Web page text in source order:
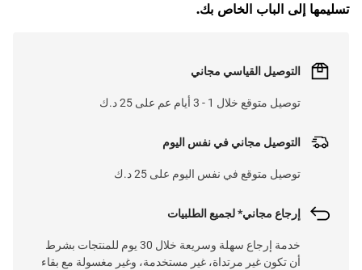
تسليمها إلى الباب الخاص بك.
التوصيل القياسي مجاني
توصيل متوقع خلال 1 - 3 أيام عم على 25 د.ك
التوصيل مجاني في نفس اليوم
توصيل متوقع في نفس اليوم على 25 د.ك
إرجاع مجاني* لجميع الطلبيات
خدمة إرجاع سهلة وسريعة خلال 30 يوم للمنتجات بشرط
أن تكون غير مرتداة، غير مستخدمة، وغير مغسولة مع بقاء